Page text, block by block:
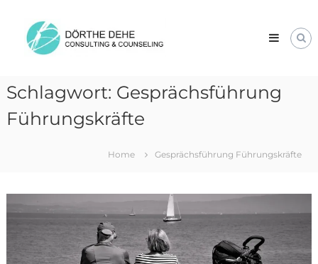
content
Dehe
Consulting
Schlagwort: Gesprächsführung
Führungskräfte
Home Gesprächsführung Führungskräfte